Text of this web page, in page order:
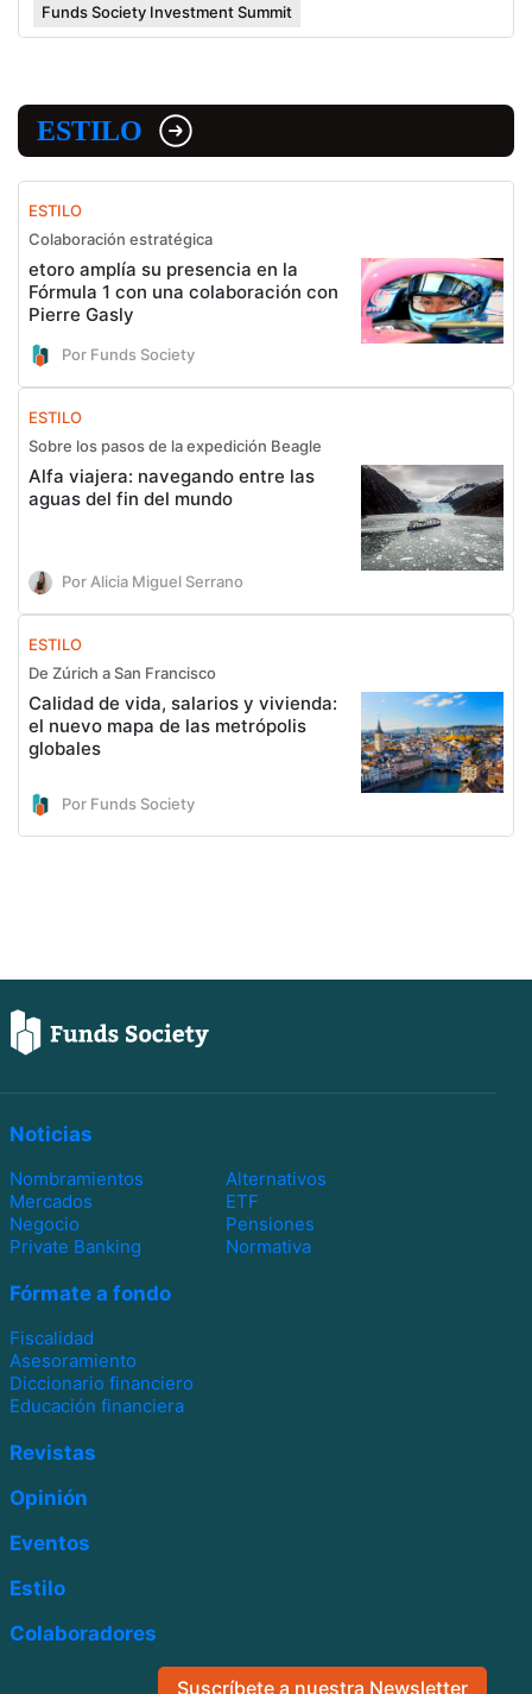
Funds Society Investment Summit
ESTILO
ESTILO
Colaboración estratégica
etoro amplía su presencia en la
Fórmula 1 con una colaboración con
Pierre Gasly
Por Funds Society
ESTILO
Sobre los pasos de la expedición Beagle
Alfa viajera: navegando entre las
aguas del fin del mundo
Por Alicia Miguel Serrano
ESTILO
De Zúrich a San Francisco
Calidad de vida, salarios y vivienda:
el nuevo mapa de las metrópolis
globales
Por Funds Society
Noticias
Nombramientos
Alternativos
Mercados
ETF
Negocio
Pensiones
Private Banking
Normativa
Fórmate a fondo
Fiscalidad
Asesoramiento
Diccionario financiero
Educación financiera
Revistas
Opinión
Eventos
Estilo
Colaboradores
Suscríbete a nuestra Newsletter